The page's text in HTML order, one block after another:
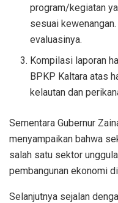
program/kegiatan
sesuai
evaluasinya.
Kompilasi laporan
BPKP Kaltara atas
kelautan dan
Sementara Gubernur
menyampaikan bahwa
salah satu sektor
pembangunan ekonomi
Selanjutnya sejalan